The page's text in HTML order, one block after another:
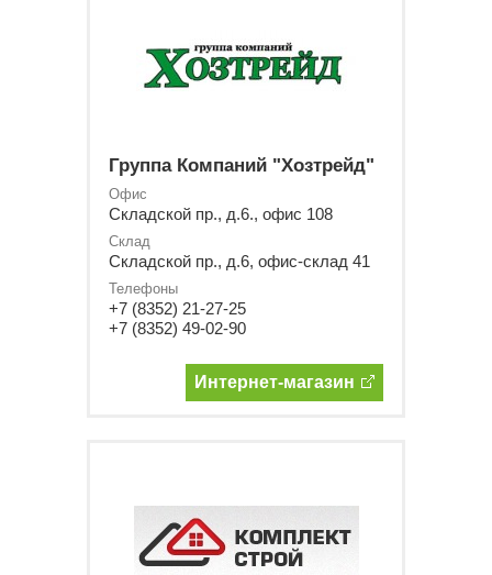
Группа Компаний "Хозтрейд"
Офис
Складской пр., д.6., офис 108
Склад
Складской пр., д.6, офис-склад 41
Телефоны
+7 (8352) 21-27-25
+7 (8352) 49-02-90
Интернет-магазин